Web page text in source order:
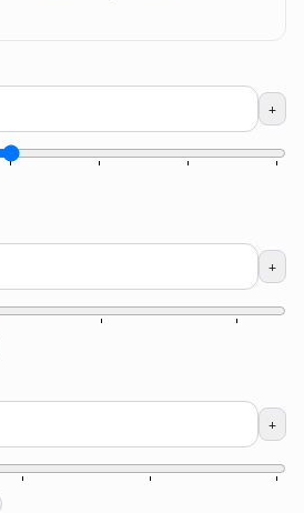
+
+
+